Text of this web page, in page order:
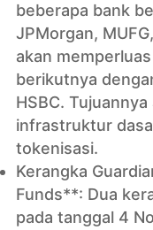
beberapa bank
JPMorgan,
akan
berikutnya
HSBC.
infrastruktur
tokenisasi.
Kerangka
Funds**: Dua
pada tanggal 4